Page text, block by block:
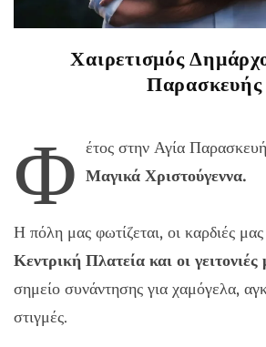
Χαιρετισμός
Παρασκευής
Φ έτος στην Αγία
Μαγικά Χριστούγεννα.
Η πόλη μας φωτίζεται, οι καρδιές μας
Κεντρική Πλατεία και οι γειτονιές
σημείο συνάντησης για χαμόγελα,
στιγμές.